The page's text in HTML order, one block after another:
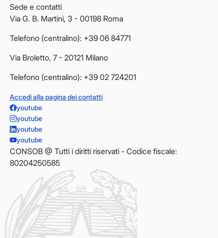
Sede e contatti
Via G. B. Martini, 3 - 00198 Roma
Telefono (centralino): +39 06 84771
Via Broletto, 7 - 20121 Milano
Telefono (centralino): +39 02 724201
Accedi alla pagina dei contatti
youtube
youtube
youtube
youtube
CONSOB @ Tutti i diritti riservati - Codice fiscale:
80204250585